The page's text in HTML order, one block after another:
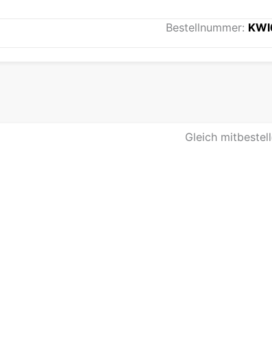
Bestellnummer:
Gleich